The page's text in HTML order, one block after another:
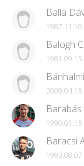
Balla
1987.11.10
Balogh
1981.09.15
2009.04.15
1990.01.15
Baracsi
1993.08.07